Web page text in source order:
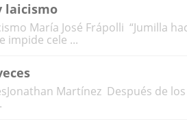
laicismo
María José Frápolli “Jumilla
impide cele ...
Martínez Después de